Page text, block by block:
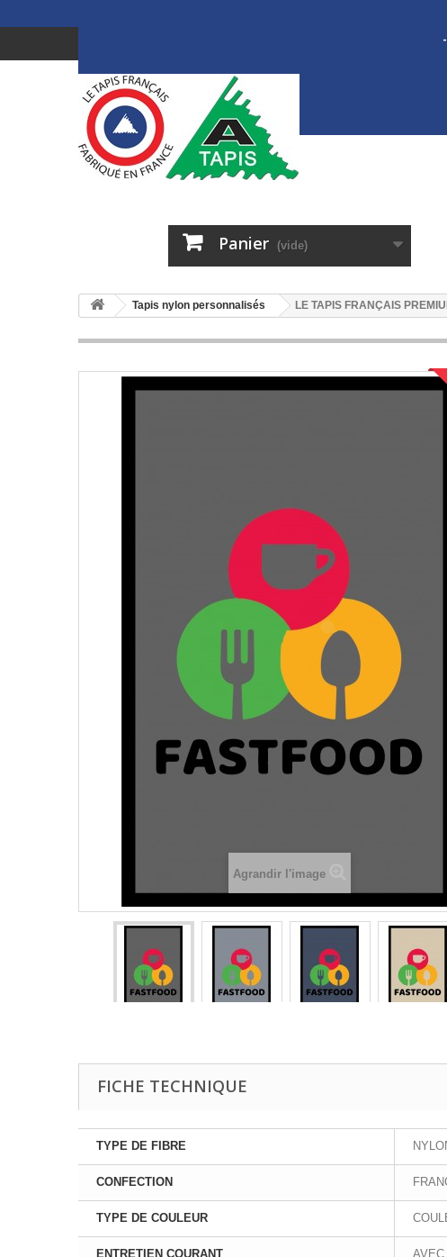
Panier (vide)
Tapis nylon personnalisés LE TAPIS FRANÇAIS
Agrandir l'image
FICHE TECHNIQUE
TYPE DE FIBRE
CONFECTION
TYPE DE COULEUR
ENTRETIEN COURANT